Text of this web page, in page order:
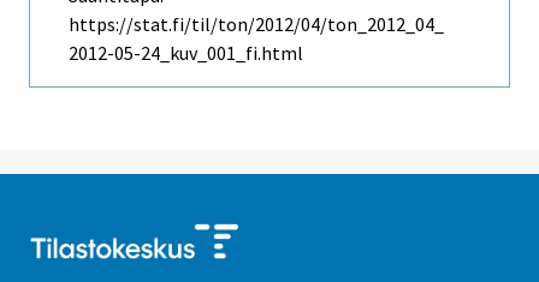
https://stat.fi/til/ton/2012/04/ton_2012_04_
2012-05-24_kuv_001_fi.html